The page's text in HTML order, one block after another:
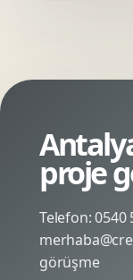
proje
Telefon:0540
görüşme